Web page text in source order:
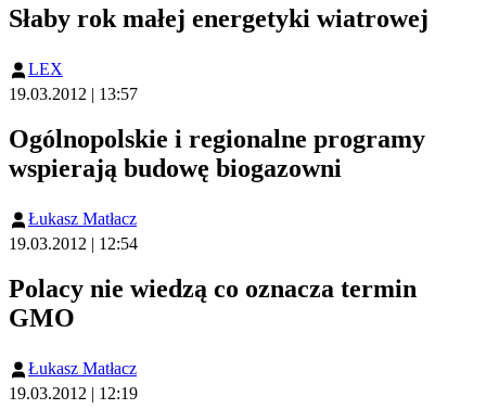
Słaby rok małej energetyki wiatrowej
LEX
19.03.2012 | 13:57
Ogólnopolskie i regionalne programy
wspierają budowę biogazowni
Łukasz Matłacz
19.03.2012 | 12:54
Polacy nie wiedzą co oznacza termin
GMO
Łukasz Matłacz
19.03.2012 | 12:19